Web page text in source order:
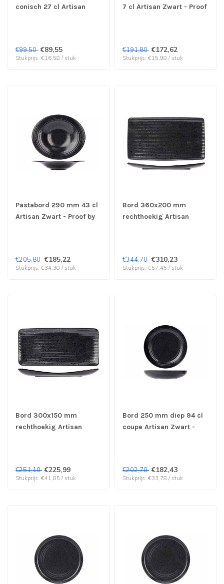
conisch 27 cl Artisan
€99,50 €89,55
Stukprijs: €16,58 / stuk
7 cl Artisan Zwart - Proof
€191,80 €172,62
Stukprijs: €15,98 / stuk
Pastabord 290 mm 43 cl
Artisan Zwart - Proof by
€205,80 €185,22
Stukprijs: €34,30 / stuk
Bord 360x200 mm
rechthoekig Artisan
€344,70 €310,23
Stukprijs: €57,45 / stuk
Bord 300x150 mm
rechthoekig Artisan
€251,10 €225,99
Stukprijs: €41,85 / stuk
Bord 250 mm diep 94 cl
coupe Artisan Zwart -
€202,70 €182,43
Stukprijs: €33,78 / stuk